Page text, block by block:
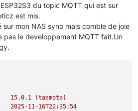
du topic MQTT qui est sur
est mis.
mon NAS syno mais comble de joie
pas le developpement MQTT fait.Un
15.0.1
(tasmota)
2025-11-16T22:35:54